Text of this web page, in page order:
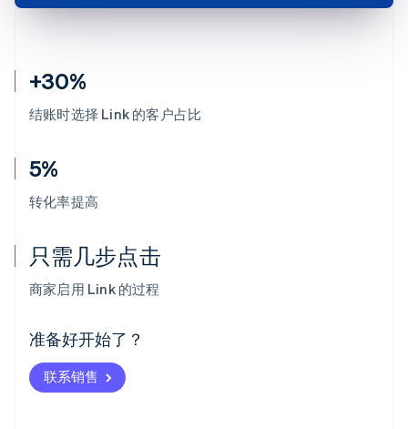
+30%
结账时选择 Link 的客户占比
5%
转化率提高
只需几步点击
商家启用 Link 的过程
准备好开始了？
联系销售
阿联酋
爱尔兰
爱沙尼亚
English
奥地利
Deutsch English